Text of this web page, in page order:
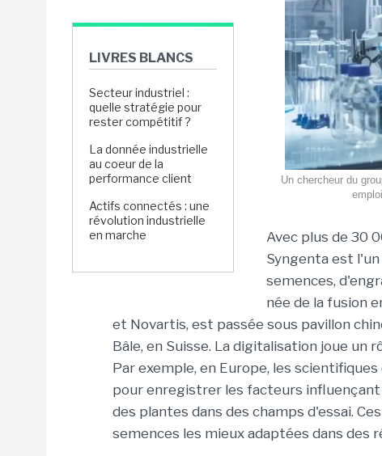
LIVRES BLANCS
Secteur industriel :
quelle stratégie pour
rester compétitif ?
La donnée industrielle
au coeur de la
performance client
Actifs connectés : une
révolution industrielle
en marche
Un chercheur du
Avec plus de 30
Syngenta est
semences,
née de la fusion
et Novartis, est passée sous pavillon
Bâle, en Suisse. La digitalisation joue un
Par exemple, en Europe, les
pour enregistrer les facteurs
des plantes dans des champs d'essai.
semences les mieux adaptées dans des